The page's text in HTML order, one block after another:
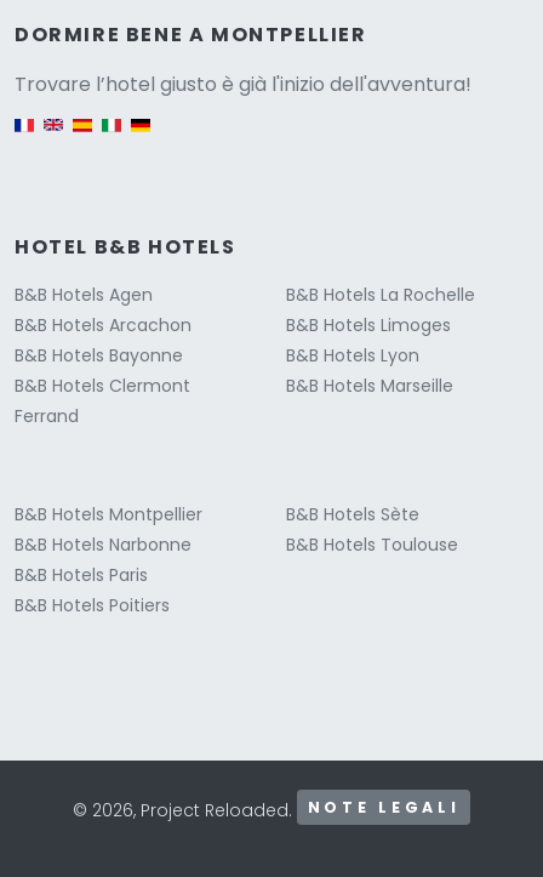
DORMIRE BENE A MONTPELLIER
Trovare l’hotel giusto è già l'inizio dell'avventura!
HOTEL B&B HOTELS
B&B Hotels Agen
B&B Hotels Arcachon
B&B Hotels Bayonne
B&B Hotels Clermont
Ferrand
B&B Hotels La Rochelle
B&B Hotels Limoges
B&B Hotels Lyon
B&B Hotels Marseille
B&B Hotels Montpellier
B&B Hotels Narbonne
B&B Hotels Paris
B&B Hotels Poitiers
B&B Hotels Sète
B&B Hotels Toulouse
© 2026, Project Reloaded. NOTE LEGALI